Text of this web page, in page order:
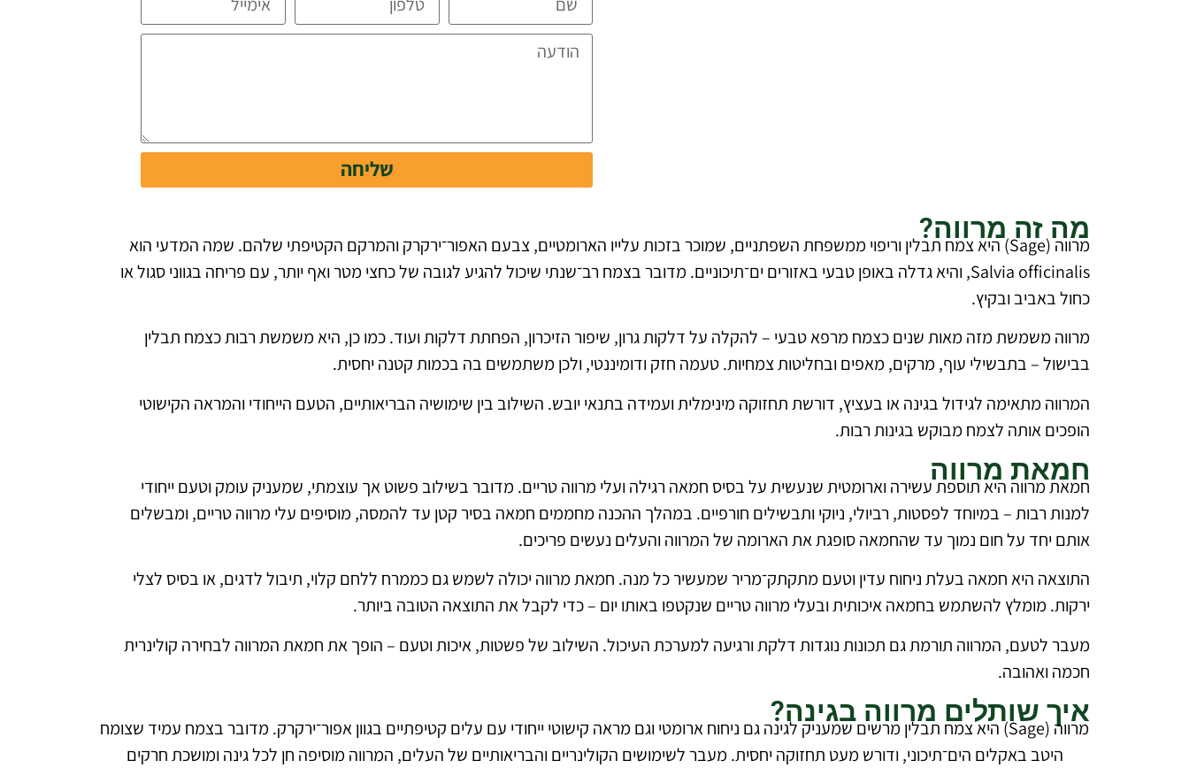
שליחה
מה זה מרווה?
מרווה (Sage) היא צמח תבלין וריפוי ממשפחת השפתניים, שמוכר בזכות עלייו הארומטיים, צבעם האפור־ירקרק והמרקם הקטיפתי שלהם. שמה המדעי הוא
Salvia officinalis, והיא גדלה באופן טבעי באזורים ים־תיכוניים. מדובר בצמח רב־שנתי שיכול להגיע לגובה של כחצי מטר ואף יותר, עם פריחה בגווני סגול או
כחול באביב ובקיץ.
מרווה משמשת מזה מאות שנים כצמח מרפא טבעי – להקלה על דלקות גרון, שיפור הזיכרון, הפחתת דלקות ועוד. כמו כן, היא משמשת רבות כצמח תבלין
בבישול – בתבשילי עוף, מרקים, מאפים ובחליטות צמחיות. טעמה חזק ודומיננטי, ולכן משתמשים בה בכמות קטנה יחסית.
המרווה מתאימה לגידול בגינה או בעציץ, דורשת תחזוקה מינימלית ועמידה בתנאי יובש. השילוב בין שימושיה הבריאותיים, הטעם הייחודי והמראה הקישוטי
הופכים אותה לצמח מבוקש בגינות רבות.
חמאת מרווה
חמאת מרווה היא תוספת עשירה וארומטית שנעשית על בסיס חמאה רגילה ועלי מרווה טריים. מדובר בשילוב פשוט אך עוצמתי, שמעניק עומק וטעם ייחודי
למנות רבות – במיוחד לפסטות, רביולי, ניוקי ותבשילים חורפיים. במהלך ההכנה מחממים חמאה בסיר קטן עד להמסה, מוסיפים עלי מרווה טריים, ומבשלים
אותם יחד על חום נמוך עד שהחמאה סופגת את הארומה של המרווה והעלים נעשים פריכים.
התוצאה היא חמאה בעלת ניחוח עדין וטעם מתקתק־מריר שמעשיר כל מנה. חמאת מרווה יכולה לשמש גם כממרח ללחם קלוי, תיבול לדגים, או בסיס לצלי
ירקות. מומלץ להשתמש בחמאה איכותית ובעלי מרווה טריים שנקטפו באותו יום – כדי לקבל את התוצאה הטובה ביותר.
מעבר לטעם, המרווה תורמת גם תכונות נוגדות דלקת ורגיעה למערכת העיכול. השילוב של פשטות, איכות וטעם – הופך את חמאת המרווה לבחירה קולינרית
חכמה ואהובה.
איך שותלים מרווה בגינה?
מרווה (Sage) היא צמח תבלין מרשים שמעניק לגינה גם ניחוח ארומטי וגם מראה קישוטי ייחודי עם עלים קטיפתיים בגוון אפור־ירקרק. מדובר בצמח עמיד שצומח
היטב באקלים הים־תיכוני, ודורש מעט תחזוקה יחסית. מעבר לשימושים הקולינריים והבריאותיים של העלים, המרווה מוסיפה חן לכל גינה ומושכת חרקים